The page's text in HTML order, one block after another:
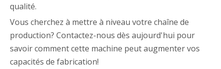
qualité.
Vous cherchez à mettre à niveau votre chaîne de
production? Contactez-nous dès aujourd'hui pour
savoir comment cette machine peut augmenter vos
capacités de fabrication!